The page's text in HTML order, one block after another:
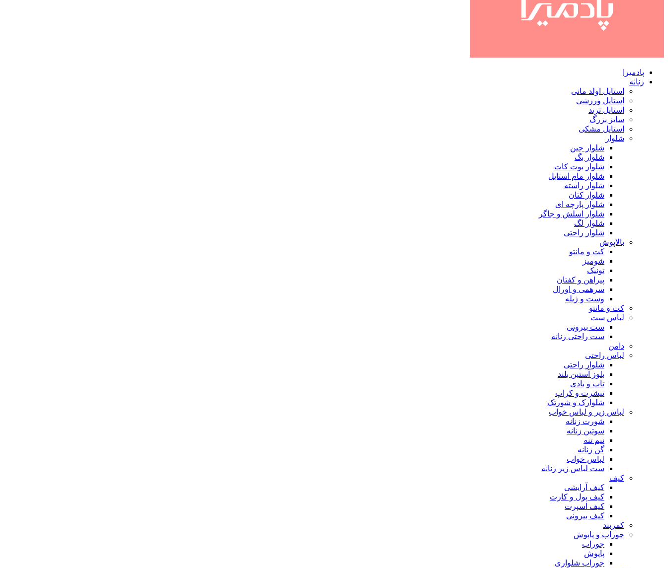
پادمیرا
زنانه
استایل اولد مانی
استایل ورزشی
استایل ترند
سایز بزرگ
استایل مشکی
شلوار
شلوار جین
شلوار بگ
شلوار بوت کات
شلوار مام استایل
شلوار راسته
شلوار کتان
شلوار پارچه ای
شلوار اسلش و جاگر
شلوار لگ
شلوار راحتی
بالاپوش
کت و مانتو
شومیز
تونیک
پیراهن و کفتان
سرهمی و اورال
وست و ژیله
کت و مانتو
لباس ست
ست بیرونی
ست راحتی زنانه
دامن
لباس راحتی
شلوار راحتی
بلوز آستین بلند
تاپ و بادی
تیشرت و کراپ
شلوارک و شورتک
لباس زیر و لباس خواب
شورت زنانه
سوتین زنانه
نیم تنه
گن زنانه
لباس خواب
ست لباس زیر زنانه
کیف
کیف آرایشی
کیف پول و کارت
کیف اسپرت
کیف بیرونی
کمربند
جوراب و پاپوش
جوراب
پاپوش
جوراب شلواری